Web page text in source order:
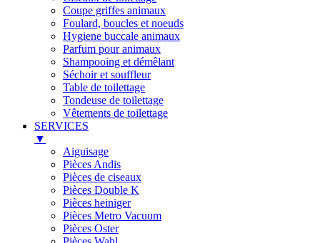
Coupe griffes animaux
Foulard, boucles et noeuds
Hygiene buccale animaux
Parfum pour animaux
Shampooing et démêlant
Séchoir et souffleur
Table de toilettage
Tondeuse de toilettage
Vêtements de toilettage
SERVICES
▼
Aiguisage
Pièces Andis
Pièces de ciseaux
Pièces Double K
Pièces heiniger
Pièces Metro Vacuum
Pièces Oster